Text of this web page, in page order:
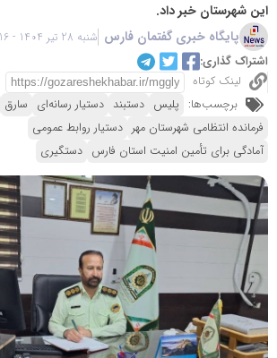
این شهرستان خبر داد.
پایگاه خبری گفتمان فارس شنبه 28 تیر 1404 - 09:16
اشتراک گذاری:
لینک کوتاه
برچسب‌ها: پلیس دستبند دستیار رسانه‌ای سارق
فرمانده انتظامی شهرستان مهر دستیار روابط عمومی
آمادگی برای تأمین امنیت استان فارس دستگیری